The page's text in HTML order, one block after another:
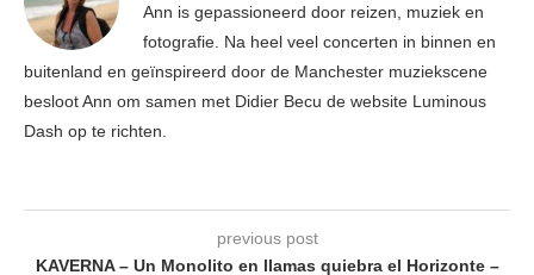
Ann is gepassioneerd door reizen, muziek en
fotografie. Na heel veel concerten in binnen en
buitenland en geïnspireerd door de Manchester muziekscene
besloot Ann om samen met Didier Becu de website Luminous
Dash op te richten.
previous post
KAVERNA – Un Monolito en llamas quiebra el Horizonte –